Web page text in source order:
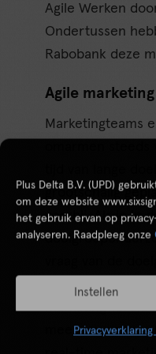
Plus Delta B.V. (UPD)
om deze website
het gebruik ervan op
analyseren. Raadpleeg onze
Instellen
Privacyverklaring
Agile Werken
Ondertussen
Rabobank deze
Agile marketing
Marketingteams
grootschalig
voorbij. Als je in
voordat het
meer naar een